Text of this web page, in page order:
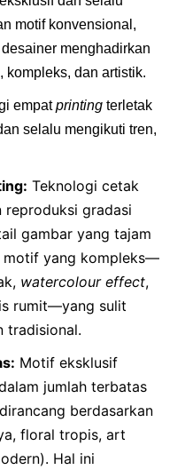
motif konvensional,
menghadirkan
dan artistik.
empatprinting terletak
selalu mengikuti tren,
Teknologi cetak
reproduksi gradasi
gambar yang tajam
motif yang kompleks—
watercolour effect,
rumit—yang sulit
tradisional.
Motif eksklusif
jumlah terbatas
berdasarkan
floral tropis, art
Hal ini